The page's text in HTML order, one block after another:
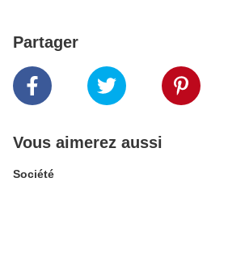
Partager
Vous aimerez aussi
Société